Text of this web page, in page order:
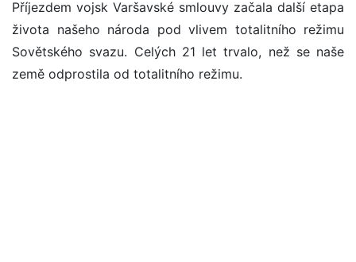
Příjezdem vojsk Varšavské smlouvy začala další etapa
života našeho národa pod vlivem totalitního režimu
Sovětského svazu. Celých 21 let trvalo, než se naše
země odprostila od totalitního režimu.